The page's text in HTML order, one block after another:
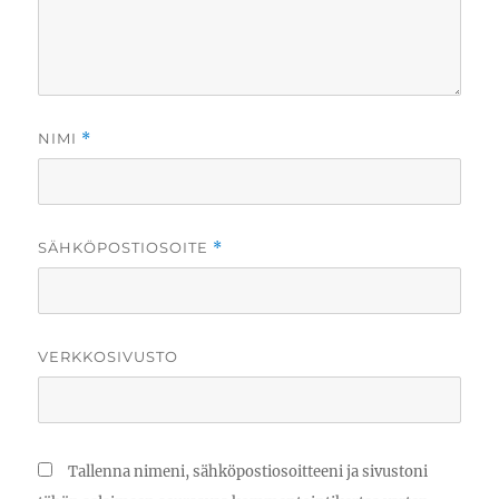
NIMI *
SÄHKÖPOSTIOSOITE *
VERKKOSIVUSTO
Tallenna nimeni, sähköpostiosoitteeni ja sivustoni